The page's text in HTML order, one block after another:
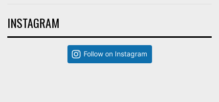
INSTAGRAM
Follow on Instagram